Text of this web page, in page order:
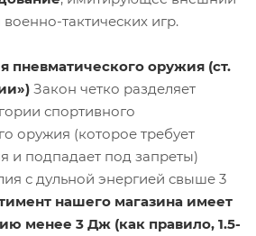
тактических игр.
пневматического оружия (ст.
Закон четко разделяет
спортивного
оружия (которое требует
и подпадает под запреты)
с дульной энергией свыше 3
нашего магазина имеет
менее 3 Дж (как правило, 1.5-